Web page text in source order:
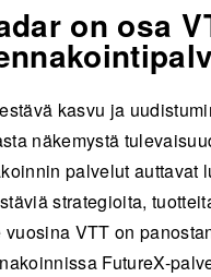
on osa
kasvu ja
näkemystä
palvelut auttavat
strategioita,
VTT on
FutureX-